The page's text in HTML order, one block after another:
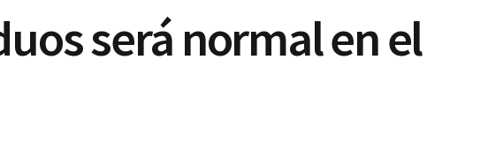
será normal en el